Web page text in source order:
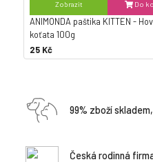
Zobrazit Do
ANIMONDA paštika KITTEN -
koťata 100g
25 Kč
99% zboží
Česká rodinná